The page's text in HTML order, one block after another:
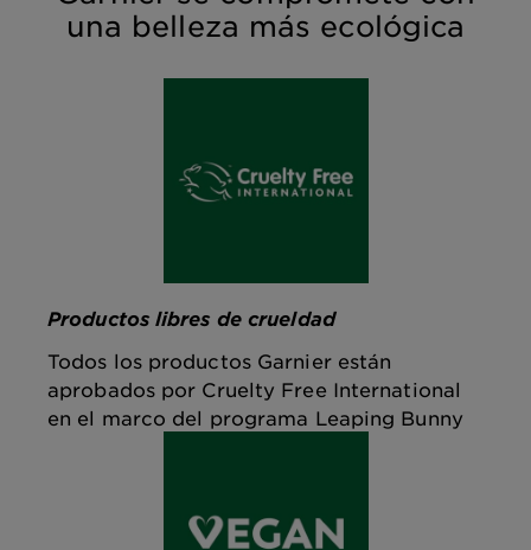
una belleza más ecológica
Productos libres de crueldad
Todos los productos Garnier están
aprobados por Cruelty Free International
en el marco del programa Leaping Bunny